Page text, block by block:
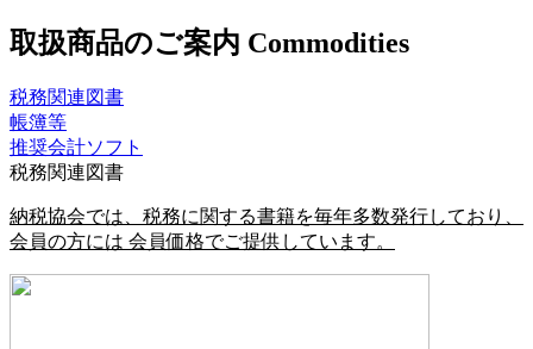
取扱商品のご案内 Commodities
税務関連図書
帳簿等
推奨会計ソフト
税務関連図書
納税協会では、税務に関する書籍を毎年多数発行しており、
会員の方には 会員価格でご提供しています。